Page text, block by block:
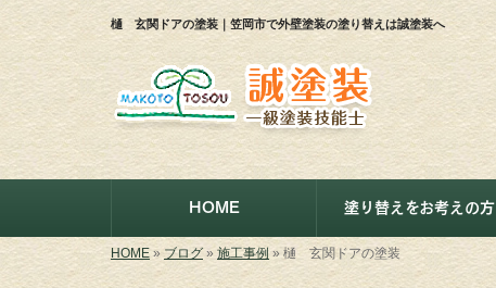
樋 玄関ドアの塗装｜笠岡市で外壁塗装の塗り替えは誠塗装へ
HOME 塗り替えをお考えの方
HOME » ブログ» 施工事例 » 樋 玄関ドアの塗装